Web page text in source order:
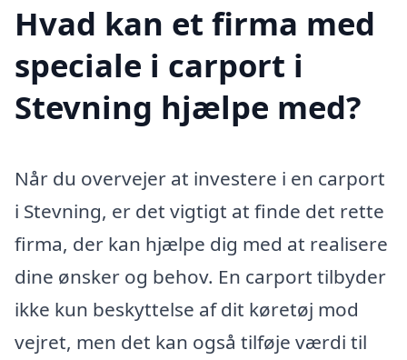
Hvad kan et firma med
speciale i carport i
Stevning hjælpe med?
Når du overvejer at investere i en carport
i Stevning, er det vigtigt at finde det rette
firma, der kan hjælpe dig med at realisere
dine ønsker og behov. En carport tilbyder
ikke kun beskyttelse af dit køretøj mod
vejret, men det kan også tilføje værdi til